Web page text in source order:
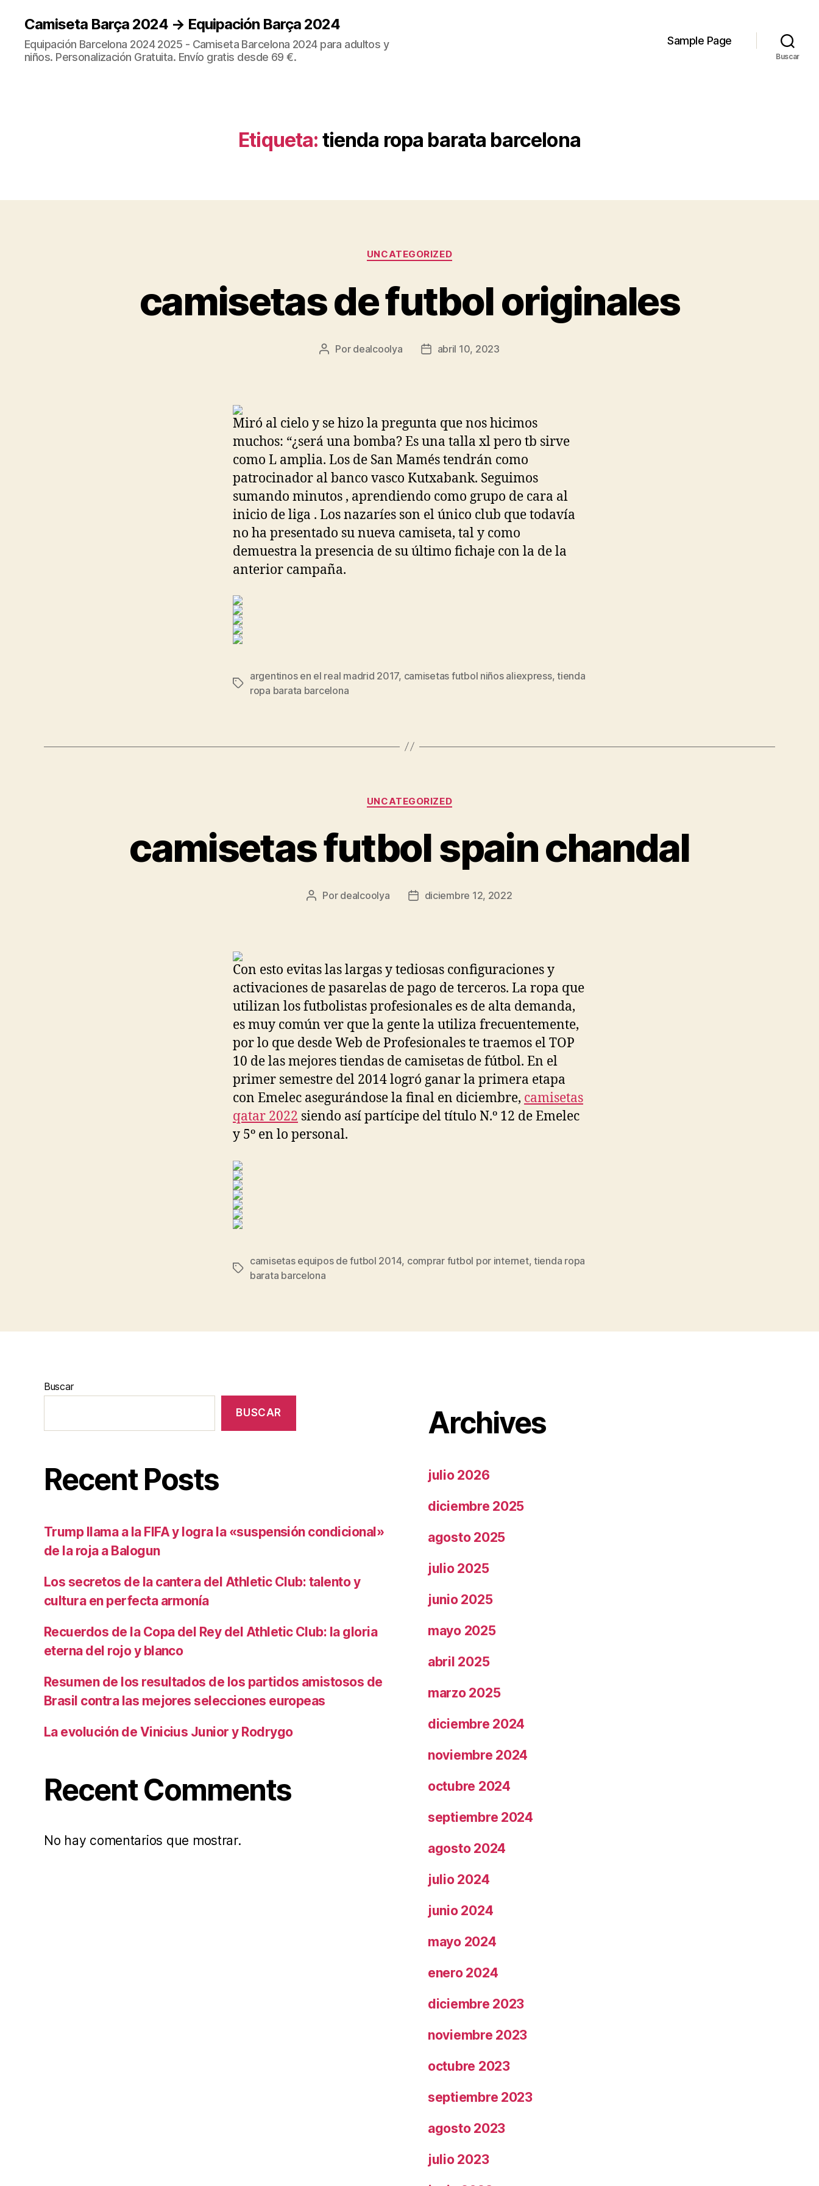
Camiseta Barça 2024 → Equipación Barça 2024
Equipación Barcelona 2024 2025 - Camiseta Barcelona 2024 para adultos y
niños. Personalización Gratuita. Envío gratis desde 69 €.
Sample Page
Buscar
Etiqueta: tienda ropa barata barcelona
Categorías
UNCATEGORIZED
camisetas de futbol originales
Autor
Por dealcoolya
Fechaabril 10, 2023
Miró al cielo y se hizo la pregunta que nos hicimos
muchos: “¿será una bomba? Es una talla xl pero tb sirve
como L amplia. Los de San Mamés tendrán como
patrocinador al banco vasco Kutxabank. Seguimos
sumando minutos , aprendiendo como grupo de cara al
inicio de liga . Los nazaríes son el único club que todavía
no ha presentado su nueva camiseta, tal y como
demuestra la presencia de su último fichaje con la de la
anterior campaña.
Etiquetas
argentinos en el real madrid 2017, camisetas futbol niños aliexpress,tienda
ropa barata barcelona
Categorías
UNCATEGORIZED
camisetas futbol spain chandal
Autor
Por dealcoolya
Fechadiciembre 12, 2022
Con esto evitas las largas y tediosas configuraciones y
activaciones de pasarelas de pago de terceros. La ropa que
utilizan los futbolistas profesionales es de alta demanda,
es muy común ver que la gente la utiliza frecuentemente,
por lo que desde Web de Profesionales te traemos el TOP
10 de las mejores tiendas de camisetas de fútbol. En el
primer semestre del 2014 logró ganar la primera etapa
con Emelec asegurándose la final en diciembre, camisetas
qatar 2022 siendo así partícipe del título N.º 12 de Emelec
y 5º en lo personal.
Etiquetas
camisetas equipos de futbol 2014, comprar futbol por internet,tienda ropa
barata barcelona
Buscar
BUSCAR
Recent Posts
Trump llama a la FIFA y logra la «suspensión condicional»
de la roja a Balogun
Los secretos de la cantera del Athletic Club: talento y
cultura en perfecta armonía
Recuerdos de la Copa del Rey del Athletic Club: la gloria
eterna del rojo y blanco
Resumen de los resultados de los partidos amistosos de
Brasil contra las mejores selecciones europeas
La evolución de Vinicius Junior y Rodrygo
Recent Comments
No hay comentarios que mostrar.
Archives
julio 2026
diciembre 2025
agosto 2025
julio 2025
junio 2025
mayo 2025
abril 2025
marzo 2025
diciembre 2024
noviembre 2024
octubre 2024
septiembre 2024
agosto 2024
julio 2024
junio 2024
mayo 2024
enero 2024
diciembre 2023
noviembre 2023
octubre 2023
septiembre 2023
agosto 2023
julio 2023